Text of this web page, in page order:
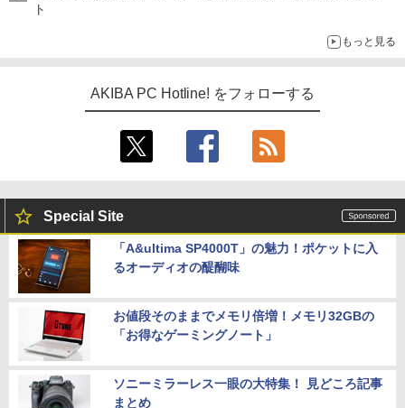
ト
もっと見る
AKIBA PC Hotline! をフォローする
Special Site
「A&ultima SP4000T」の魅力！ポケットに入
るオーディオの醍醐味
お値段そのままでメモリ倍増！メモリ32GBの
「お得なゲーミングノート」
ソニーミラーレス一眼の大特集！ 見どころ記事
まとめ